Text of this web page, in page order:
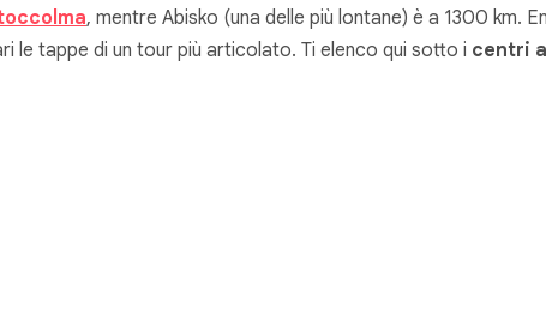
, mentre Abisko (una delle più lontane) è a 1300 km.
le tappe di un tour più articolato. Ti elenco qui sotto i centri